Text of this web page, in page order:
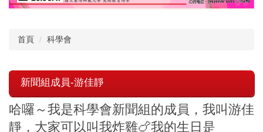
首頁 科學會
新聞組成員-游佳靜
哈囉～我是科學會新聞組的成員，我叫游佳
靜，大家可以叫我炸雞🍗我的生日是